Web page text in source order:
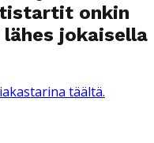
onkin
jokaisella
täältä.